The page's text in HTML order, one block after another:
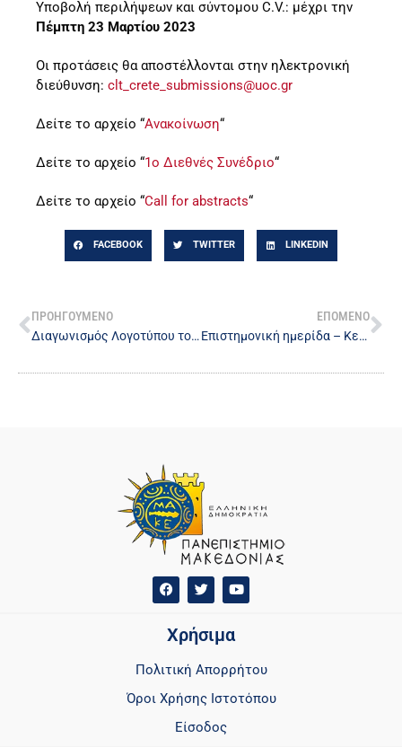
Υποβολή περιλήψεων και σύντομου C.V.: μέχρι την
Πέμπτη 23 Μαρτίου 2023
Οι προτάσεις θα αποστέλλονται στην ηλεκτρονική
διεύθυνση: clt_crete_submissions@uoc.gr
Δείτε το αρχείο “Ανακοίνωση“
Δείτε το αρχείο “1ο Διεθνές Συνέδριο“
Δείτε το αρχείο “Call for abstracts“
FACEBOOK TWITTER LINKEDIN
ΠΡΟΗΓΟΥΜΕΝΟ
Διαγωνισμός Λογοτύπου του Κέντρου Υποστήριξης Διδασκαλίας και Μάθησης (ΚεΔιΜα) του Πανεπιστημίου Μακεδονίας
ΕΠΟΜΕΝΟ
Επιστημονική ημερίδα – ΚεΔιΜα Δημοκρίτειο Πανεπιστήμιο Θράκης
Χρήσιμα
Πολιτική Απορρήτου
Όροι Χρήσης Ιστοτόπου
Είσοδος